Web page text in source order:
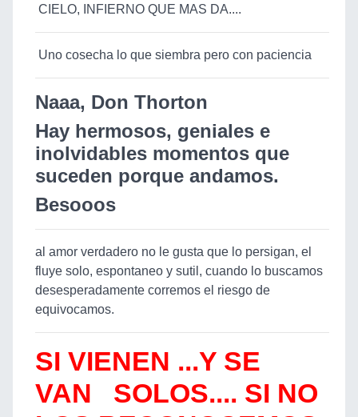
CIELO, INFIERNO QUE MAS DA....
Uno cosecha lo que siembra pero con paciencia
Naaa, Don Thorton
Hay hermosos, geniales e
inolvidables momentos que
suceden porque andamos.
Besooos
al amor verdadero no le gusta que lo persigan, el
fluye solo, espontaneo y sutil, cuando lo buscamos
desesperadamente corremos el riesgo de
equivocamos.
SI VIENEN ...Y SE
VAN SOLOS.... SI NO